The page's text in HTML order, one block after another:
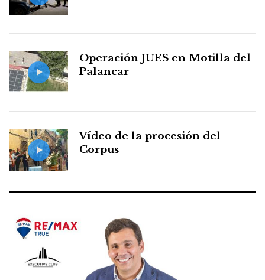
Operación JUES en Motilla del
Palancar
Vídeo de la procesión del
Corpus